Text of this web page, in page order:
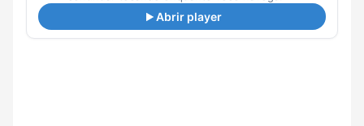
Abrir player